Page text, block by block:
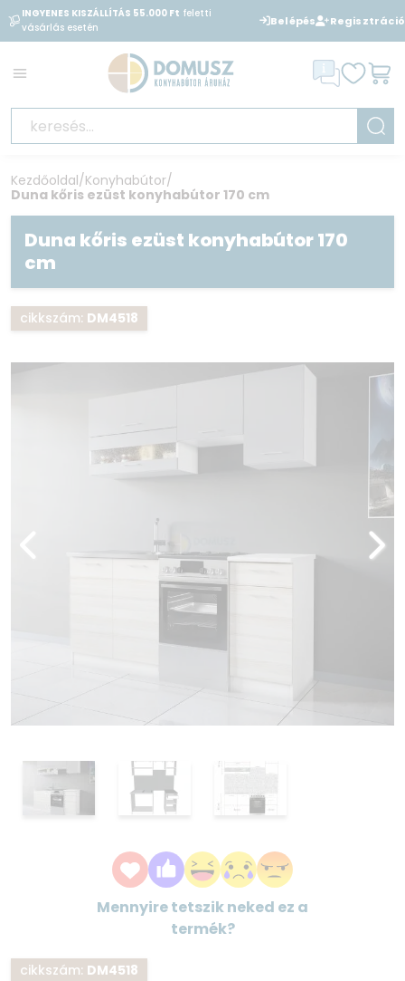
INGYENES KISZÁLLÍTÁS 55.000 Ft feletti
vásárlás esetén
BANKKÁRTYÁVAL
is
áruházunkban
Belépés Regisztráció
Kezdőoldal/Konyhabútor/
Duna kőris ezüst konyhabútor 170 cm
Duna kőris ezüst konyhabútor 170
cm
cikkszám: DM4518
Mennyire tetszik neked ez a
termék?
cikkszám: DM4518